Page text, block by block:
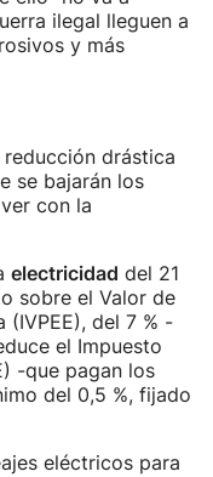
ilegal lleguen a
y más
drástica
se bajarán los
con la
electricidad del 21
sobre el Valor de
(IVPEE), del 7 % -
el Impuesto
-que pagan los
del 0,5 %, fijado
eléctricos para